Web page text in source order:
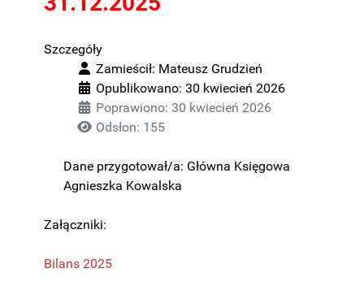
Szczegóły
Zamieścił: Mateusz Grudzień
Opublikowano: 30 kwiecień 2026
Poprawiono: 30 kwiecień 2026
Odsłon: 155
Dane przygotował/a: Główna Księgowa
Agnieszka Kowalska
Załączniki:
Bilans 2025